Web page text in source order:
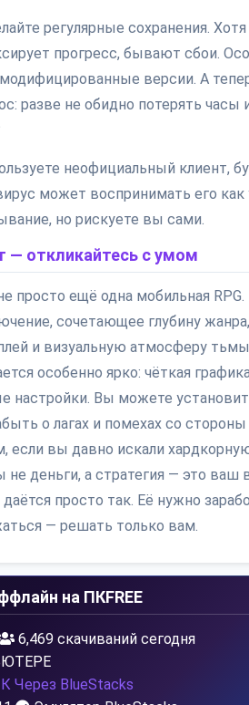
регулярные сохранения. Хотя
прогресс, бывают сбои.
версии. А
разве не обидно потерять часы
неофициальный клиент,
может воспринимать его как
но рискуете вы сами.
— откликайтесь с умом
просто ещё одна мобильная
сочетающее глубину жанра,
и визуальную атмосферу
особенно ярко: чёткая
настройки. Вы можете
о лагах и помехах со стороны
если вы давно искали
деньги, а стратегия — это ваш
просто так. Её нужно
— решать только вам.
на ПКFREE
6,469 скачиваний сегодня
Через BlueStacks